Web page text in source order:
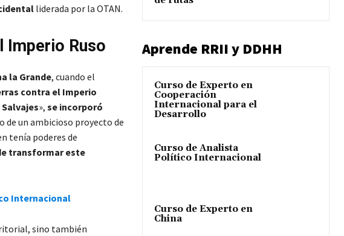
liderada por la OTAN.
Imperio Ruso
la Grande, cuando el
contra el Imperio
», se incorporó
de un ambicioso proyecto de
tenía poderes de
transformar este
Internacional
sino también
Aprende RRII y DDHH
Curso de Experto en
Cooperación
Internacional para el
Desarrollo
Curso de Analista
Político Internacional
Curso de Experto en
China